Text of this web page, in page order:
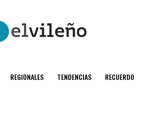
REGIONALES TENDENCIAS RECUERDO